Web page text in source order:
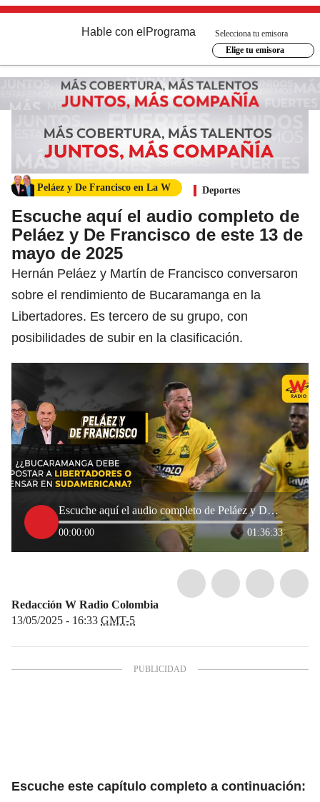
Hable con el Programa
Selecciona tu emisora
Elige tu emisora
Peláez y De Francisco en La W Deportes
Escuche aquí el audio completo de
Peláez y De Francisco de este 13 de
mayo de 2025
Hernán Peláez y Martín de Francisco conversaron
sobre el rendimiento de Bucaramanga en la
Libertadores. Es tercero de su grupo, con
posibilidades de subir en la clasificación.
Escuche aquí el audio completo de Peláez y De Francisco de este 13 de mayo de 2025
00:00:00 01:36:33
Redacción W Radio Colombia
13/05/2025 - 16:33 GMT-5
Escuche este capítulo completo a continuación: